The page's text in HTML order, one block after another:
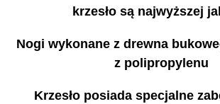
krzesło są najwyższej
Nogi wykonane z drewna
z polipropylenu
Krzesło posiada specjalne